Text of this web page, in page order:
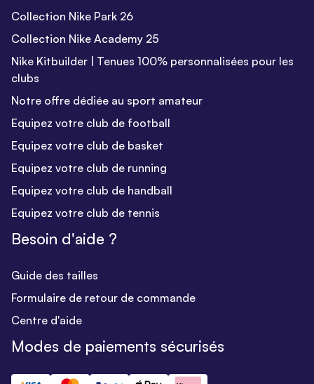
Collection Nike Park 26
Collection Nike Academy 25
Nike Kitbuilder | Tenues 100% personnalisées pour les
clubs
Notre offre dédiée au sport amateur
Equipez votre club de football
Equipez votre club de basket
Equipez votre club de running
Equipez votre club de handball
Equipez votre club de tennis
Besoin d'aide ?
Guide des tailles
Formulaire de retour de commande
Centre d'aide
Modes de paiements sécurisés